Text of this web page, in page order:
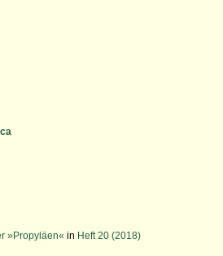
»Propyläen« in Heft 20 (2018)